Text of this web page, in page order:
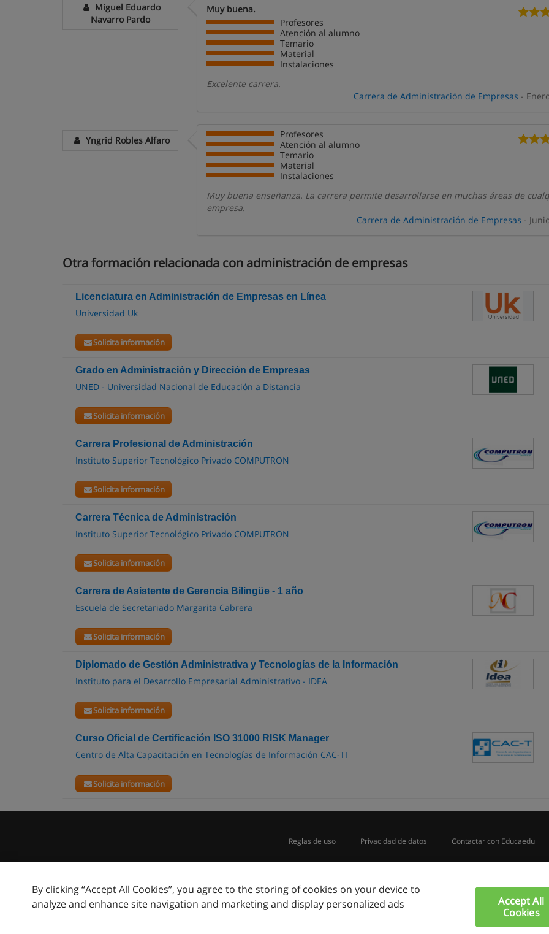
Miguel Eduardo
Navarro Pardo
Muy buena.
Profesores
Atención al alumno
Temario
Material
Instalaciones
Excelente carrera.
Carrera de Administración de Empresas -
Yngrid Robles Alfaro
Profesores
Atención al alumno
Temario
Material
Instalaciones
Muy buena enseñanza. La carrera permite desarrollarse en muchas áreas de
empresa.
Carrera de Administración de Empresas -
Otra formación relacionada con administración de empresas
Licenciatura en Administración de Empresas en Línea
Universidad Uk
Solicita información
Grado en Administración y Dirección de Empresas
UNED - Universidad Nacional de Educación a Distancia
Solicita información
Carrera Profesional de Administración
Instituto Superior Tecnológico Privado COMPUTRON
Solicita información
Carrera Técnica de Administración
Instituto Superior Tecnológico Privado COMPUTRON
Solicita información
Carrera de Asistente de Gerencia Bilingüe - 1 año
Escuela de Secretariado Margarita Cabrera
Solicita información
Diplomado de Gestión Administrativa y Tecnologías de la Información
Instituto para el Desarrollo Empresarial Administrativo - IDEA
Solicita información
Curso Oficial de Certificación ISO 31000 RISK Manager
Centro de Alta Capacitación en Tecnologías de Información CAC-TI
Solicita información
Reglas de uso Privacidad de datos Contactar con Educaedu
Si continua navegando, consideramos que acepta su uso.Ver
By clicking “Accept All Cookies”, you agree to the storing of cookies on your device to
analyze and enhance site navigation and marketing and display personalized ads
Accept All
Cookies